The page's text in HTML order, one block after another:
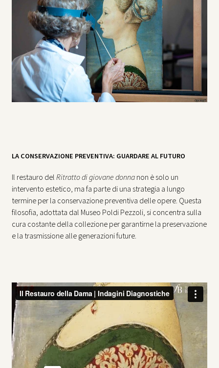
LA CONSERVAZIONE PREVENTIVA: GUARDARE AL FUTURO
Il restauro del Ritratto di giovane donna non è solo un
intervento estetico, ma fa parte di una strategia a lungo
termine per la conservazione preventiva delle opere. Questa
filosofia, adottata dal Museo Poldi Pezzoli, si concentra sulla
cura costante della collezione per garantirne la preservazione
e la trasmissione alle generazioni future.